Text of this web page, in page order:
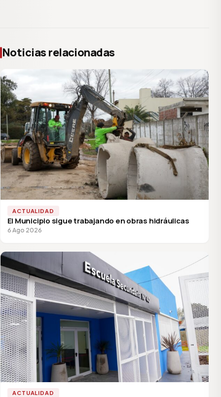
Noticias relacionadas
ACTUALIDAD
El Municipio sigue trabajando en obras hidráulicas
6 Ago 2026
ACTUALIDAD